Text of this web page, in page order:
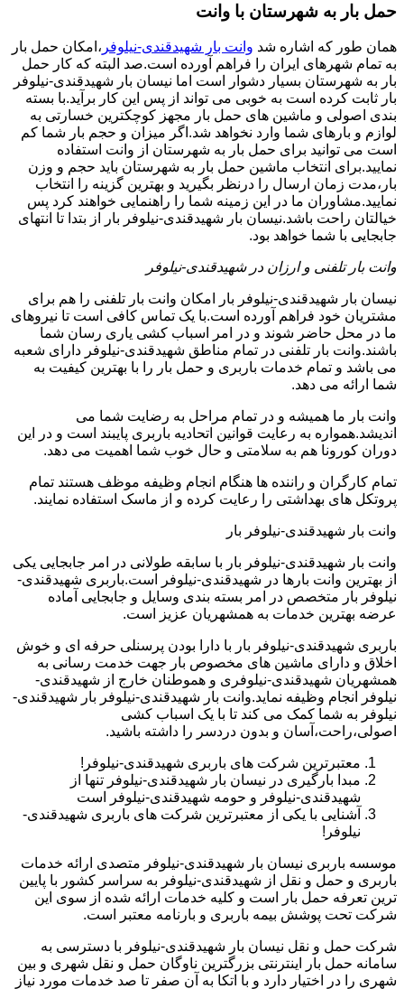
حمل بار به شهرستان با وانت
همان طور که اشاره شد وانت بار شهیدقندی-نیلوفر ،امکان حمل بار
به تمام شهرهای ایران را فراهم آورده است.صد البته که کار حمل
بار به شهرستان بسیار دشوار است اما نیسان بار شهیدقندی-نیلوفر
بار ثابت کرده است به خوبی می تواند از پس این کار برآید.با بسته
بندی اصولی و ماشین های حمل بار مجهز کوچکترین خسارتی به
لوازم و بارهای شما وارد نخواهد شد.اگر میزان و حجم بار شما کم
است می توانید برای حمل بار به شهرستان از وانت استفاده
نمایید.برای انتخاب ماشین حمل بار به شهرستان باید حجم و وزن
بار،مدت زمان ارسال را درنظر بگیرید و بهترین گزینه را انتخاب
نمایید.مشاوران ما در این زمینه شما را راهنمایی خواهند کرد پس
خیالتان راحت باشد.نیسان بار شهیدقندی-نیلوفر بار از بتدا تا انتهای
جابجایی با شما خواهد بود.
وانت بار تلفنی و ارزان در شهیدقندی-نیلوفر
نیسان بار شهیدقندی-نیلوفر بار امکان وانت بار تلفنی را هم برای
مشتریان خود فراهم آورده است.با یک تماس کافی است تا نیروهای
ما در محل حاضر شوند و در امر اسباب کشی یاری رسان شما
باشند.وانت بار تلفنی در تمام مناطق شهیدقندی-نیلوفر دارای شعبه
می باشد و تمام خدمات باربری و حمل بار را با بهترین کیفیت به
شما ارائه می دهد.
وانت بار ما همیشه و در تمام مراحل به رضایت شما می
اندیشد.همواره به رعایت قوانین اتحادیه باربری پایبند است و در این
دوران کورونا هم به سلامتی و حال خوب شما اهمیت می دهد.
تمام کارگران و راننده ها هنگام انجام وظیفه موظف هستند تمام
پروتکل های بهداشتی را رعایت کرده و از ماسک استفاده نمایند.
وانت بار شهیدقندی-نیلوفر بار
وانت بار شهیدقندی-نیلوفر بار با سابقه طولانی در امر جابجایی یکی
از بهترین وانت بارها در شهیدقندی-نیلوفر است.باربری شهیدقندی-
نیلوفر بار متخصص در امر بسته بندی وسایل و جابجایی آماده
عرضه بهترین خدمات به همشهریان عزیز است.
باربری شهیدقندی-نیلوفر بار با دارا بودن پرسنلی حرفه ای و خوش
اخلاق و دارای ماشین های مخصوص بار جهت خدمت رسانی به
همشهریان شهیدقندی-نیلوفری و هموطنان خارج از شهیدقندی-
نیلوفر انجام وظیفه نماید.وانت بار شهیدقندی-نیلوفر بار شهیدقندی-
نیلوفر به شما کمک می کند تا با یک اسباب کشی
اصولی،راحت،آسان و بدون دردسر را داشته باشید.
معتبرترین شرکت های باربری شهیدقندی-نیلوفر!
مبدا بارگیری در نیسان بار شهیدقندی-نیلوفر تنها از
شهیدقندی-نیلوفر و حومه شهیدقندی-نیلوفر است
آشنایی با یکی از معتبرترین شرکت های باربری شهیدقندی-
نیلوفر!
موسسه باربری نیسان بار شهیدقندی-نیلوفر متصدی ارائه خدمات
باربری و حمل و نقل از شهیدقندی-نیلوفر به سراسر کشور با پایین
ترین تعرفه حمل بار است و کلیه خدمات ارائه شده از سوی این
شرکت تحت پوشش بیمه باربری و بارنامه معتبر است.
شرکت حمل و نقل نیسان بار شهیدقندی-نیلوفر با دسترسی به
سامانه حمل بار اینترنتی بزرگترین ناوگان حمل و نقل شهری و بین
شهری را در اختیار دارد و با اتکا به آن صفر تا صد خدمات مورد نیاز